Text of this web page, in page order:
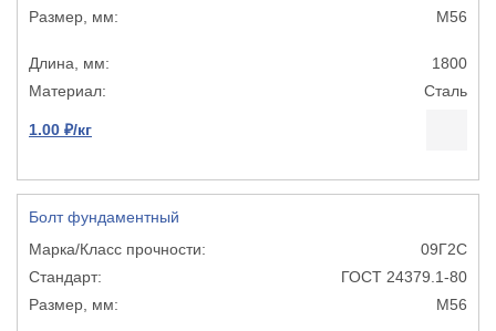
М56
1800
Сталь
1.00 ₽/кг
Болт фундаментный
09Г2С
ГОСТ 24379.1-80
М56